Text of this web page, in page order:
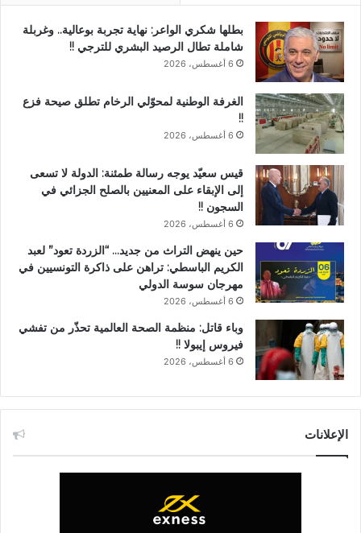
بطلها شكري الواعر: نهاية تجربة بوعالية.. وغربلة
شاملة تطال الرصيد البشري للترجي !!
6 أغسطس، 2026
الغرفة الوطنية لمحوّلي الرخام تطلق صيحة فزع
!!
6 أغسطس، 2026
قيس سعيّد يوجه رسالة طمئنة: الدولة لا تسعى
إلى الإبقاء على المعنيين بالصلح الجزائي في
السجون !!
6 أغسطس، 2026
حين ينهض التراث من جديد… “الزردة تعود” لعبد
الكريم الباسطي: تراهن على ذاكرة التونسيين في
مهرجان سوسة الدولي
6 أغسطس، 2026
وباء قاتل: منظمة الصحة العالمية تحذّر من تفشي
فيروس إيبولا !!
6 أغسطس، 2026
الإعلانات